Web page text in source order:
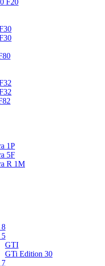
F20
1P
5F
R 1M
GTI
GTi Edition 30